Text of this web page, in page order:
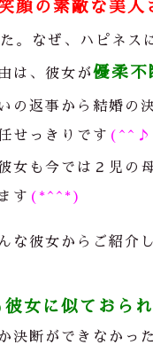
顔の素敵な美
。なぜ、ハピネス
は、彼女が優柔
の返事から結婚の
せっきりです (^^♪
女も今では２児の母
す (*^^*)
な彼女からご紹介
彼女に似ておら
決断ができなかっ